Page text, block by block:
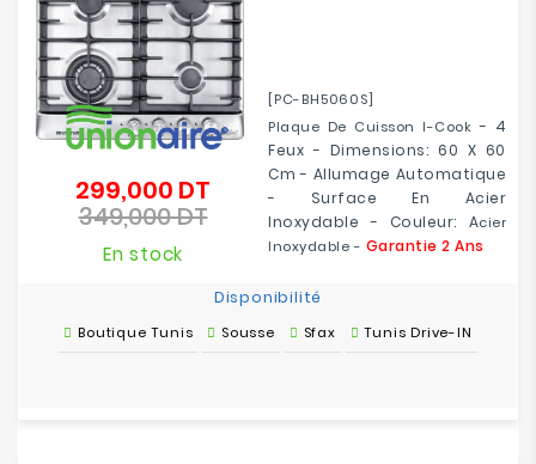
[PC-BH5060S]
Plaque De Cuisson I-Cook- 4
Feux - Dimensions: 60 X 60
Cm - Allumage Automatique
- Surface En Acier
Inoxydable - Couleur: ACier
Inoxydable - Garantie 2 Ans
299,000 DT
349,000 DTPrix
En stock
Disponibilité
Boutique Tunis Sousse Sfax Tunis Drive-IN